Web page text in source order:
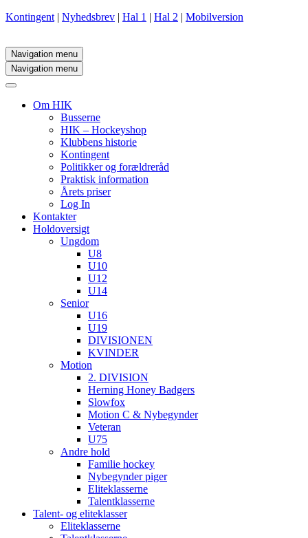
Kontingent | Nyhedsbrev | Hal 1 | Hal 2 | Mobilversion
Navigation menu
Navigation menu
Om HIK
Busserne
HIK – Hockeyshop
Klubbens historie
Kontingent
Politikker og forældreråd
Praktisk information
Årets priser
Log In
Kontakter
Holdoversigt
Ungdom
U8
U10
U12
U14
Senior
U16
U19
DIVISIONEN
KVINDER
Motion
2. DIVISION
Herning Honey Badgers
Slowfox
Motion C & Nybegynder
Veteran
U75
Andre hold
Familie hockey
Nybegynder piger
Eliteklasserne
Talentklasserne
Talent- og eliteklasser
Eliteklasserne